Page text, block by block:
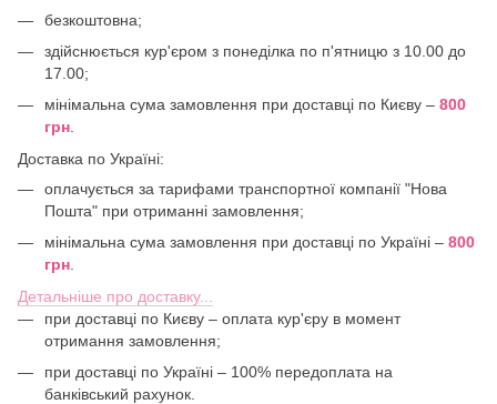
безкоштовна;
здійснюється кур'єром з понеділка по п'ятницю з 10.00 до
17.00;
мінімальна сума замовлення при доставці по Києву – 800
грн.
Доставка по Україні:
оплачується за тарифами транспортної компанії "Нова
Пошта" при отриманні замовлення;
мінімальна сума замовлення при доставці по Україні – 800
грн
Детальніше про доставку...
при доставці по Києву – оплата кур'єру в момент
отримання замовлення;
при доставці по Україні – 100% передоплата на
банківський рахунок.